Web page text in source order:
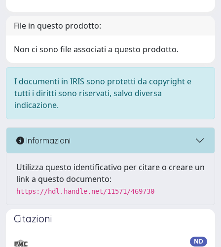
File in questo prodotto:
Non ci sono file associati a questo prodotto.
I documenti in IRIS sono protetti da copyright e
tutti i diritti sono riservati, salvo diversa
indicazione.
Informazioni
Utilizza questo identificativo per citare o creare un
link a questo documento:
https://hdl.handle.net/11571/469730
Citazioni
ND